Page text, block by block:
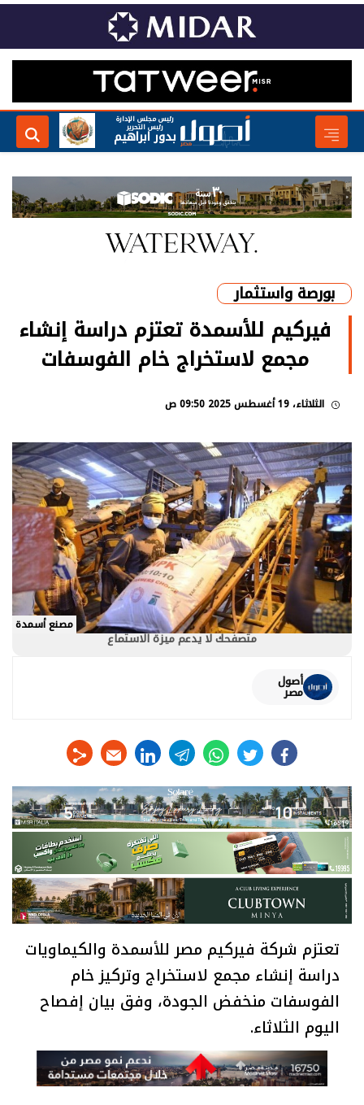
رئيس مجلس الإدارة
رئيس التحرير
بدور ابراهيم
بورصة واستثمار
فيركيم للأسمدة تعتزم دراسة إنشاء
مجمع لاستخراج خام الفوسفات
الثلاثاء، 19 أغسطس 2025 09:50 ص
مصنع أسمدة
متصفحك لا يدعم ميزة الاستماع
أصول
مصر
facebook
twitter
whats
telegram
linkedin
تعتزم شركة فيركيم مصر للأسمدة والكيماويات
دراسة إنشاء مجمع لاستخراج وتركيز خام
الفوسفات منخفض الجودة، وفق بيان إفصاح
اليوم الثلاثاء.